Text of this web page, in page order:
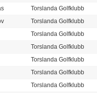
Torslanda Golfklubb
Torslanda Golfklubb
Torslanda Golfklubb
Torslanda Golfklubb
Torslanda Golfklubb
Torslanda Golfklubb
Torslanda Golfklubb